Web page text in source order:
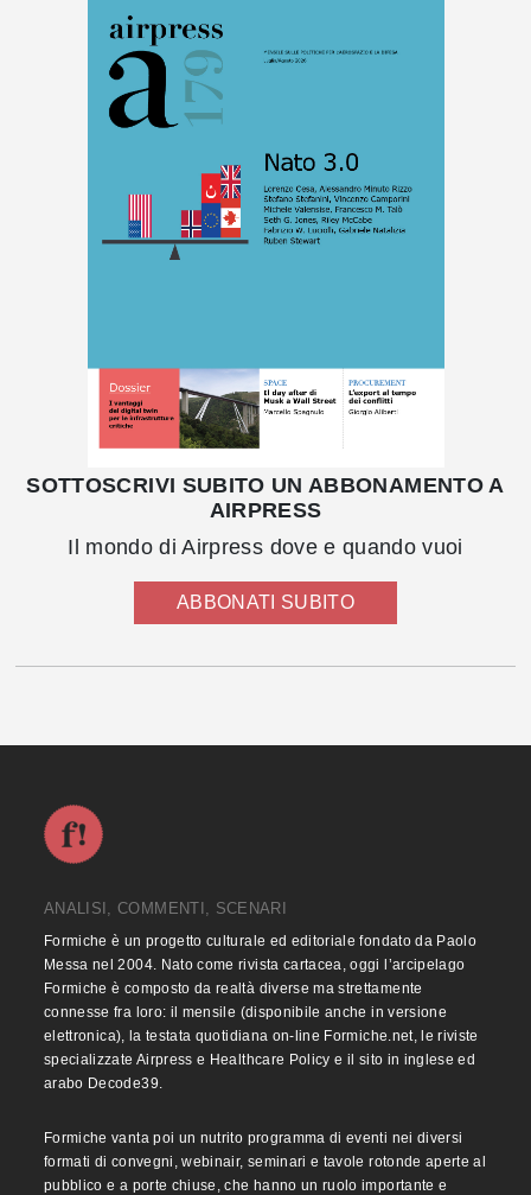
SOTTOSCRIVI SUBITO UN ABBONAMENTO A
AIRPRESS
Il mondo di Airpress dove e quando vuoi
ABBONATI SUBITO
ANALISI, COMMENTI, SCENARI
Formiche è un progetto culturale ed editoriale fondato da Paolo
Messa nel 2004. Nato come rivista cartacea, oggi l’arcipelago
Formiche è composto da realtà diverse ma strettamente
connesse fra loro: il mensile (disponibile anche in versione
elettronica), la testata quotidiana on-line Formiche.net, le riviste
specializzate Airpress e Healthcare Policy e il sito in inglese ed
arabo Decode39.
Formiche vanta poi un nutrito programma di eventi nei diversi
formati di convegni, webinair, seminari e tavole rotonde aperte al
pubblico e a porte chiuse, che hanno un ruolo importante e